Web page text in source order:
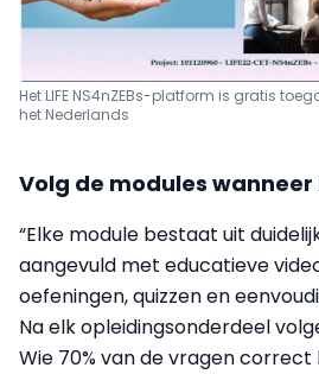
Het LIFE NS4nZEBs-platform is gratis
het Nederlands
Volg de modules
“Elke module bestaat uit
aangevuld met educatieve
oefeningen, quizzen en
Na elk opleidingsonderdeel
Wie 70% van de vragen